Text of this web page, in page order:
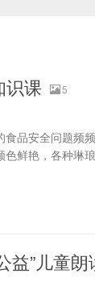
识课
5
品安全问题频
鲜艳，各种琳
益”儿童